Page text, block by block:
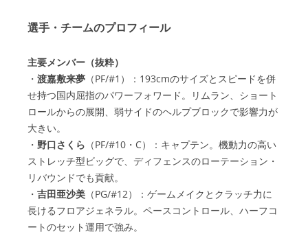
選手・チームのプロフィール
主要メンバー（抜粋）
・ 渡嘉敷来夢 （PF/#1）：193cmのサイズとスピードを併
せ持つ国内屈指のパワーフォワード。リムラン、ショート
ロールからの展開、弱サイドのヘルプブロックで影響力が
大きい。
・ 野口さくら （PF/#10・C）：キャプテン。機動力の高い
ストレッチ型ビッグで、ディフェンスのローテーション・
リバウンドでも貢献。
・ 吉田亜沙美 （PG/#12）：ゲームメイクとクラッチ力に
長けるフロアジェネラル。ペースコントロール、ハーフコ
ートのセット運用で強み。